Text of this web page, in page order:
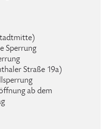
Sperrung
Straße 19a)
ab dem